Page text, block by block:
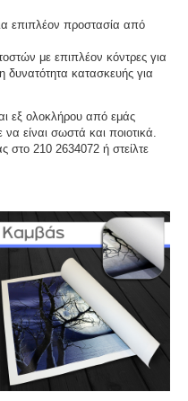
επιπλέον προστασία από
με επιπλέον κόντρες για
δυνατότητα κατασκευής για
εξ ολοκλήρου από εμάς
είναι σωστά και ποιοτικά.
στο 210 2634072 ή στείλτε